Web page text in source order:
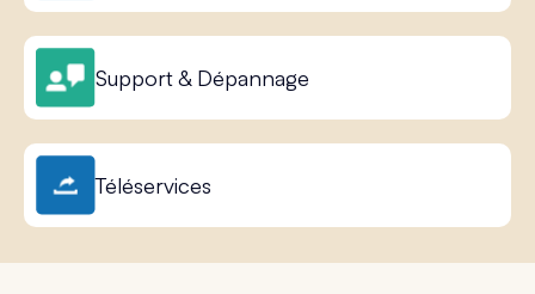
Support & Dépannage
Téléservices